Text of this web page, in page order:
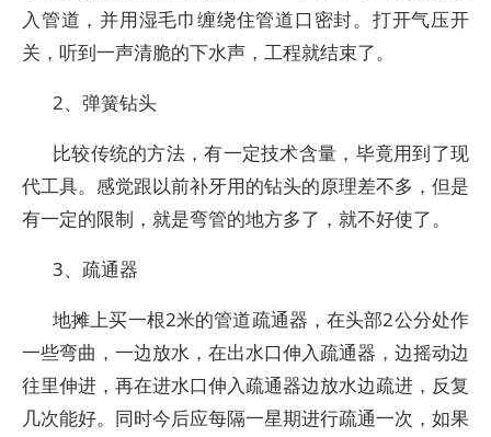
入管道，并用湿毛巾缠绕住管道口密封。打开气压开
关，听到一声清脆的下水声，工程就结束了。
2、弹簧钻头
比较传统的方法，有一定技术含量，毕竟用到了现
代工具。感觉跟以前补牙用的钻头的原理差不多，但是
有一定的限制，就是弯管的地方多了，就不好使了。
3、疏通器
地摊上买一根2米的管道疏通器，在头部2公分处作
一些弯曲，一边放水，在出水口伸入疏通器，边摇动边
往里伸进，再在进水口伸入疏通器边放水边疏进，反复
几次能好。同时今后应每隔一星期进行疏通一次，如果